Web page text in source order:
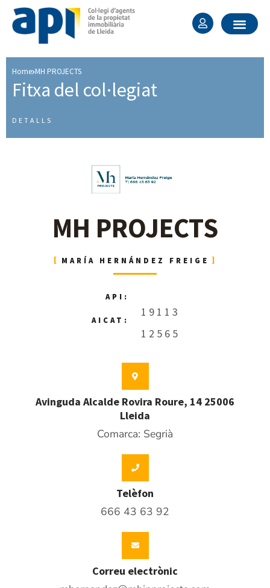
Home MH PROJECTS
Fitxa del col·legiat ​
DETALLS
MH PROJECTS
MARÍA HERNÁNDEZ FREIGE
API:
AICAT:
19113
12565
Avinguda Alcalde Rovira Roure, 14 25006
Lleida
Comarca: Segrià
Telèfon
666 43 63 92
Correu electrònic